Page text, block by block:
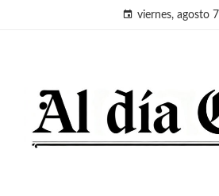
viernes, agosto 7